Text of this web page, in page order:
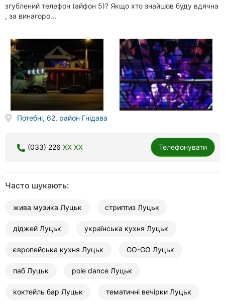
згублений телефон (айфон 5)? Якщо хто знайшов буду вдячна
, за винагоро...
Потебні, 62, район Гнідава
(033) 226 XX XX Телефонувати
Часто шукають:
жива музика Луцьк стриптиз Луцьк
діджей Луцьк українська кухня Луцьк
європейська кухня Луцьк GO-GО Луцьк
паб Луцьк pole dance Луцьк
коктейль бар Луцьк тематичні вечірки Луцьк